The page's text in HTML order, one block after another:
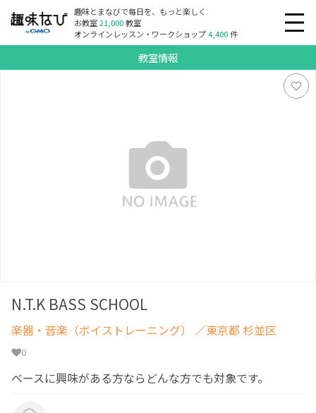
趣味とまなびで毎日を、もっと楽しく
お教室21,000教室
オンラインレッスン・ワークショップ4,400件
教室情報
N.T.K BASS SCHOOL
楽器・音楽（ボイストレーニング） ／東京都 杉並区
0
ベースに興味がある方ならどんな方でも対象です。